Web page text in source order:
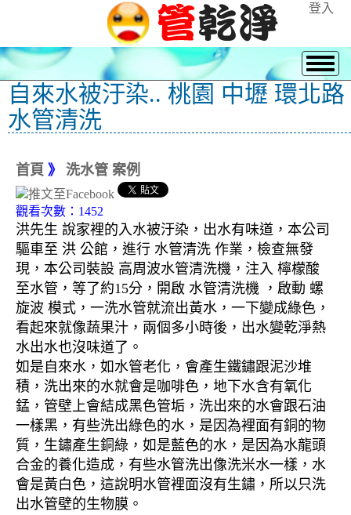
登入
自來水被汙染.. 桃園 中壢 環北路
水管清洗
首頁 》 洗水管 案例
觀看次數：1452
洪先生 說家裡的入水被汙染，出水有味道，本公司
驅車至 洪 公館，進行 水管清洗 作業，檢查無發
現，本公司裝設 高周波水管清洗機，注入 檸檬酸
至水管，等了約15分，開啟 水管清洗機 ，啟動 螺
旋波 模式，一洗水管就流出黃水，一下變成綠色，
看起來就像蔬果汁，兩個多小時後，出水變乾淨熱
水出水也沒味道了。
如是自來水，如水管老化，會產生鐵鏽跟泥沙堆
積，洗出來的水就會是咖啡色，地下水含有氧化
錳，管壁上會結成黑色管垢，洗出來的水會跟石油
一樣黑，有些洗出綠色的水，是因為裡面有銅的物
質，生鏽產生銅綠，如是藍色的水，是因為水龍頭
合金的養化造成，有些水管洗出像洗米水一樣，水
會是黃白色，這說明水管裡面沒有生鏽，所以只洗
出水管壁的生物膜。